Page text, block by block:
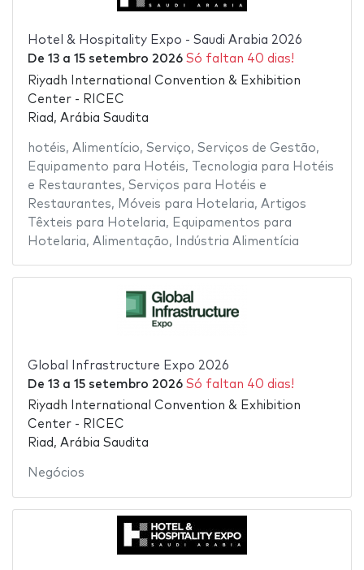
Hotel & Hospitality Expo - Saudi Arabia 2026
De 13a 15 setembro 2026 Só faltan 40 dias!
Riyadh International Convention & Exhibition
Center - RICEC
Riad, Arábia Saudita
hotéis, Alimentício, Serviço, Serviços de Gestão,
Equipamento para Hotéis,
Tecnologia para Hotéis
e Restaurantes, Serviços para Hotéis e
Restaurantes, Móveis para Hotelaria, Artigos
Têxteis para Hotelaria, Equipamentos para
Hotelaria, Alimentação, Indústria Alimentícia
Global Infrastructure Expo 2026
De 13a 15 setembro 2026 Só faltan 40 dias!
Riyadh International Convention & Exhibition
Center - RICEC
Riad, Arábia Saudita
Negócios